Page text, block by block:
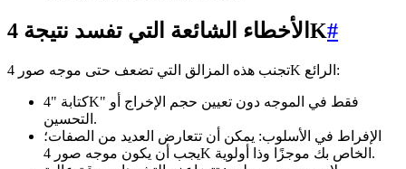
الأخطاء الشائعة التي تفسد نتيجة 4K#
تجنب هذه المزالق التي تضعف حتى موجه صور 4K الرائع:
كتابة "4K" فقط في الموجه دون تعيين حجم الإخراج أو
التحسين.
الإفراط في الأسلوب: يمكن أن تتعارض العديد من الصفات؛
يجب أن يكون موجه صور 4K الخاص بك موجزًا وذا أولوية.